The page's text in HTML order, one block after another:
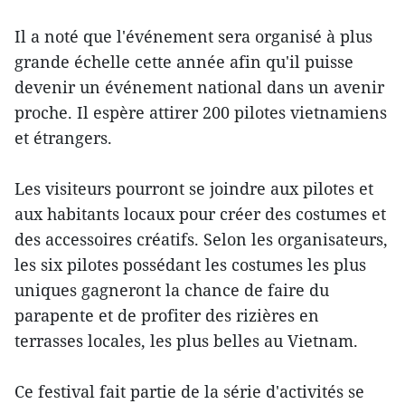
Il a noté que l'événement sera organisé à plus
grande échelle cette année afin qu'il puisse
devenir un événement national dans un avenir
proche. Il espère attirer 200 pilotes vietnamiens
et étrangers.
Les visiteurs pourront se joindre aux pilotes et
aux habitants locaux pour créer des costumes et
des accessoires créatifs. Selon les organisateurs,
les six pilotes possédant les costumes les plus
uniques gagneront la chance de faire du
parapente et de profiter des rizières en
terrasses locales, les plus belles au Vietnam.
Ce festival fait partie de la série d'activités se